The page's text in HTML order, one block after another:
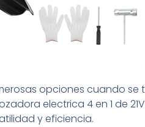
opciones cuando
electrica 4 en 1 de
y eficiencia.